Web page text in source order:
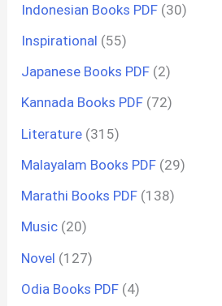
Indonesian Books PDF (30)
Inspirational (55)
Japanese Books PDF (2)
Kannada Books PDF (72)
Literature (315)
Malayalam Books PDF (29)
Marathi Books PDF (138)
Music (20)
Novel (127)
Odia Books PDF (4)